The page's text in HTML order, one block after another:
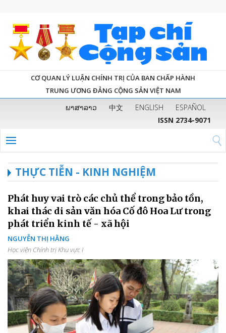
CƠ QUAN LÝ LUẬN CHÍNH TRỊ CỦA BAN CHẤP HÀNH
TRUNG ƯƠNG ĐẢNG CỘNG SẢN VIỆT NAM
ພາສາລາວ 中文 ENGLISH
ESPAÑOL
ISSN 2734-9071
THỰC TIỄN - KINH NGHIỆM
Phát huy vai trò các chủ thể trong bảo tồn,
khai thác di sản văn hóa Cố đô Hoa Lư trong
phát triển kinh tế - xã hội
NGUYỄN THỊ HẰNG
Học viện Chính trị Khu vực I